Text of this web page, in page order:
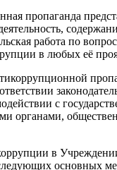
пропаганда
работа по
в любых её
с
органами,
в
основных